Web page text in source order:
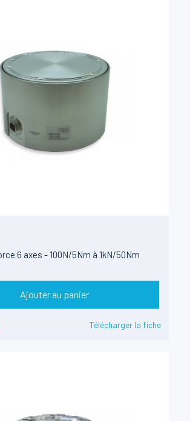
6 axes - 100N/5Nm à 1kN/50Nm
Ajouter au panier
Télécharger la fiche